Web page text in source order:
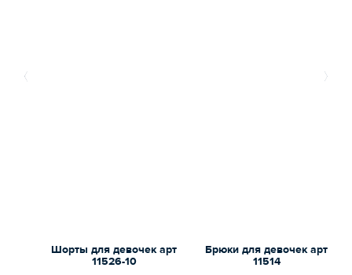
Шорты для девочек арт
11526-10
Брюки для девочек арт
11514